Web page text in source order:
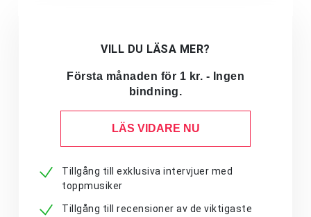
VILL DU LÄSA MER?
Första månaden för 1 kr. - Ingen
bindning.
LÄS VIDARE NU
Tillgång till exklusiva intervjuer med
toppmusiker
Tillgång till recensioner av de viktigaste